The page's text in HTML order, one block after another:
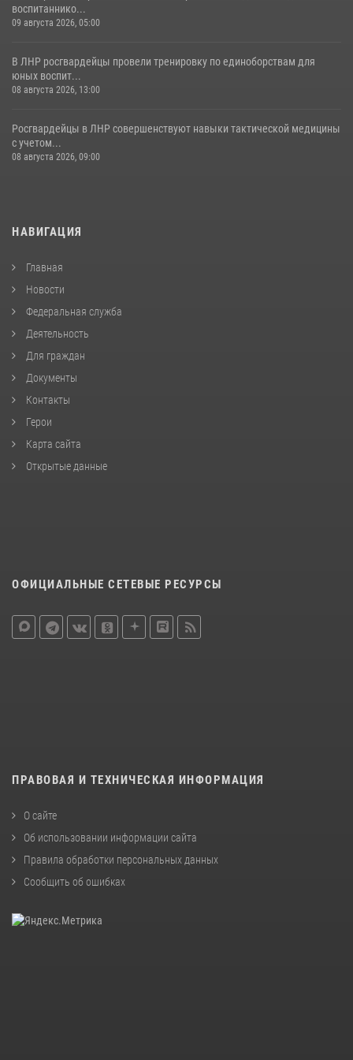
воспитаннико...
09 августа 2026, 05:00
В ЛНР росгвардейцы провели тренировку по единоборствам для
юных воспит...
08 августа 2026, 13:00
Росгвардейцы в ЛНР совершенствуют навыки тактической медицины
с учетом...
08 августа 2026, 09:00
НАВИГАЦИЯ
Главная
Новости
Федеральная служба
Деятельность
Для граждан
Документы
Контакты
Герои
Карта сайта
Открытые данные
ОФИЦИАЛЬНЫЕ СЕТЕВЫЕ РЕСУРСЫ
ПРАВОВАЯ И ТЕХНИЧЕСКАЯ ИНФОРМАЦИЯ
О сайте
Об использовании информации сайта
Правила обработки персональных данных
Сообщить об ошибках